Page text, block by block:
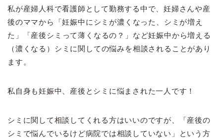
私が産婦人科で看護師として勤務する中で、妊婦さんや産
後のママから「妊娠中にシミが濃くなった、シミが増え
た」「産後シミって薄くなるの？」など妊娠中から増える
（濃くなる）シミに関しての悩みを相談されることがあり
ます。
私自身も妊娠中、産後とシミに悩まされた一人です！
シミに関して相談してくれる方はいいのですが、「産後の
シミで悩んでいるけど病院では相談していない」という方